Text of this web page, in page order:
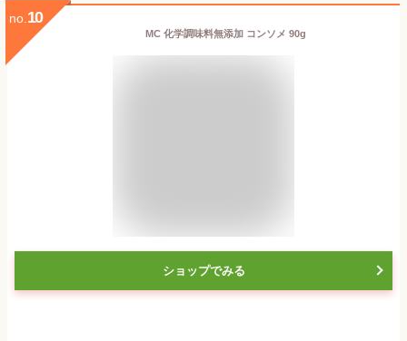
no. 10
MC 化学調味料無添加 コンソメ 90g
ショップでみる